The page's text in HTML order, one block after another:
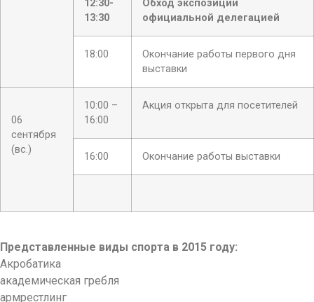
12:30-
13:30
Обход экспозиции
официальной делегацией
18:00
Окончание работы первого дня
выставки
06
сентября
(вс.)
10:00 –
16:00
Акция открыта для посетителей
16:00 Окончание работы выставки
Представленные виды спорта в 2015 году:
Акробатика
академическая гребля
армрестлинг